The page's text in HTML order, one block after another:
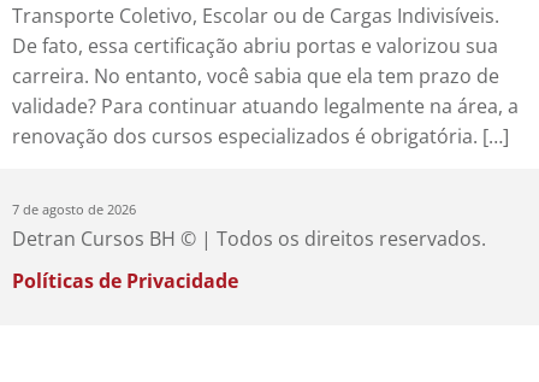
Transporte Coletivo, Escolar ou de Cargas Indivisíveis.
De fato, essa certificação abriu portas e valorizou sua
carreira. No entanto, você sabia que ela tem prazo de
validade? Para continuar atuando legalmente na área, a
renovação dos cursos especializados é obrigatória. […]
7 de agosto de 2026
Detran Cursos BH © | Todos os direitos reservados.
Políticas de Privacidade